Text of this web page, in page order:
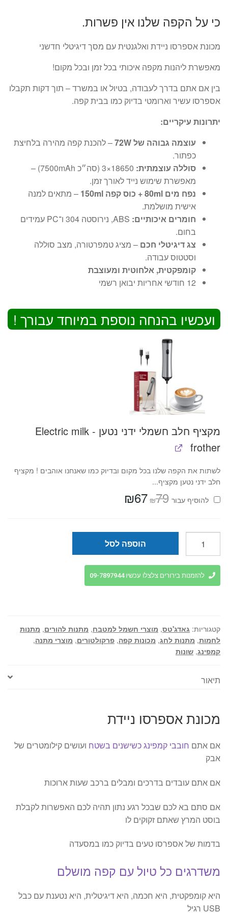
היה:
₪299.
הוא:
₪199.
כי על הקפה שלנו אין פשרות.
מכונת אספרסו ניידת ואלגנטית עם מסך דיגיטלי חדשני
מאפשרת ליהנות מקפה איכותי בכל זמן ובכל מקום!
בין אם אתם בדרך לעבודה, בטיול או במשרד – תוך דקות תקבלו
אספרסו עשיר וארומטי בדיוק כמו בבית קפה.
יתרונות עיקריים:
עוצמה גבוהה של ‎72W
– להכנת קפה מהירה בלחיצת
כפתור.
סוללה עוצמתית:
‎3×18650 (סה״כ ‎7500mAh‎) –
מאפשרת שימוש נייד לאורך זמן.
נפח מים 80ml + כוס קפה 150ml
– מתאים למנה
אישית מושלמת.
חומרים איכותיים:
‎ABS‎, נירוסטה ‎304‎ ו־‎PC‎ עמידים
בחום.
צג דיגיטלי חכם – מציג טמפרטורה, מצב סוללה
וסטטוס עבודה.
קומפקטית, אלחוטית ומעוצבת
12 חודשי אחריות יבואן רשמי
ועכשיו בהנחה נוספת במיוחד עבורך !
מקציף חלב חשמלי ידני נטען - Electric milk
frother
לשתות את הקפה שלנו בכל מקום ובדיוק כמו שאנחנו אוהבים ! מקציף
חלב ידני נטען מקציף...
להוסיף⁦⁩ עבור
₪79 המחיר
המקורי
₪67
מכונת
אספרסו
ניידת
הוספה לסל
להזמנות בירורים צלצלו עכשיו 09-7897944
קטגוריות: גאדג'טס, מוצרי חשמל למטבח, מתנות להורים, מתנות
לחמות, מתנות לחג, מכונות קפה, פרקולטורים, מוצרי מתנה,
קמפינג, שונות
תיאור
מכונת אספרסו ניידת
אם אתם חובבי קמפינג כשישנים בשטח ועושים קילומטרים של
אבק
אם אתם עובדים בדרכים ומבלים ברכב שעות ארוכות
אם סתם בא לכם שבכל רגע נתון תהיה לכם האפשרות לקבלת
בוסט המרץ שאתם זקוקים לו
בדמות של אספרסו טעים בדיוק כמו במסעדה
משדרגים כל טיול עם קפה מושלם
היא קומפקטית, היא חכמה, היא דיגיטלית, היא נטענת עם כבל
USB רגיל